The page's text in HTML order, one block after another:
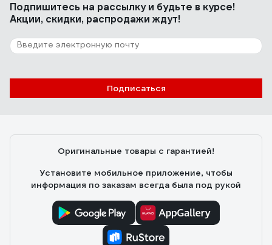
Подпишитесь на рассылкуи будьте в курсе!
Акции, скидки, распродажи ждут!
Подписаться
Оригинальные товары с гарантией!
Установите мобильное приложение, чтобы
информация по заказам всегда была под рукой